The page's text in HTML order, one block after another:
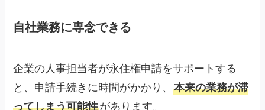
自社業務に専念できる
企業の人事担当者が永住権申請をサポートする
と、申請手続きに時間がかかり、本来の業務が滞
ってしまう可能性があります。